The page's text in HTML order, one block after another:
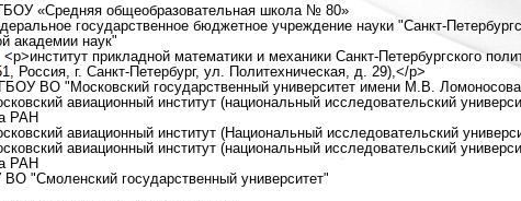
«Средняя общеобразовательная школа № 80»
государственное бюджетное учреждение науки "Санкт-
академии наук"
<p>институт прикладной математики и механики Санкт-Петербургского
Россия, г. Санкт-Петербург, ул. Политехническая, д. 29),</p>
ВО "Московский государственный университет имени М.В.
авиационный институт (национальный исследовательский
РАН
авиационный институт (Национальный исследовательский
авиационный институт (национальный исследовательский
РАН
"Смоленский государственный университет"